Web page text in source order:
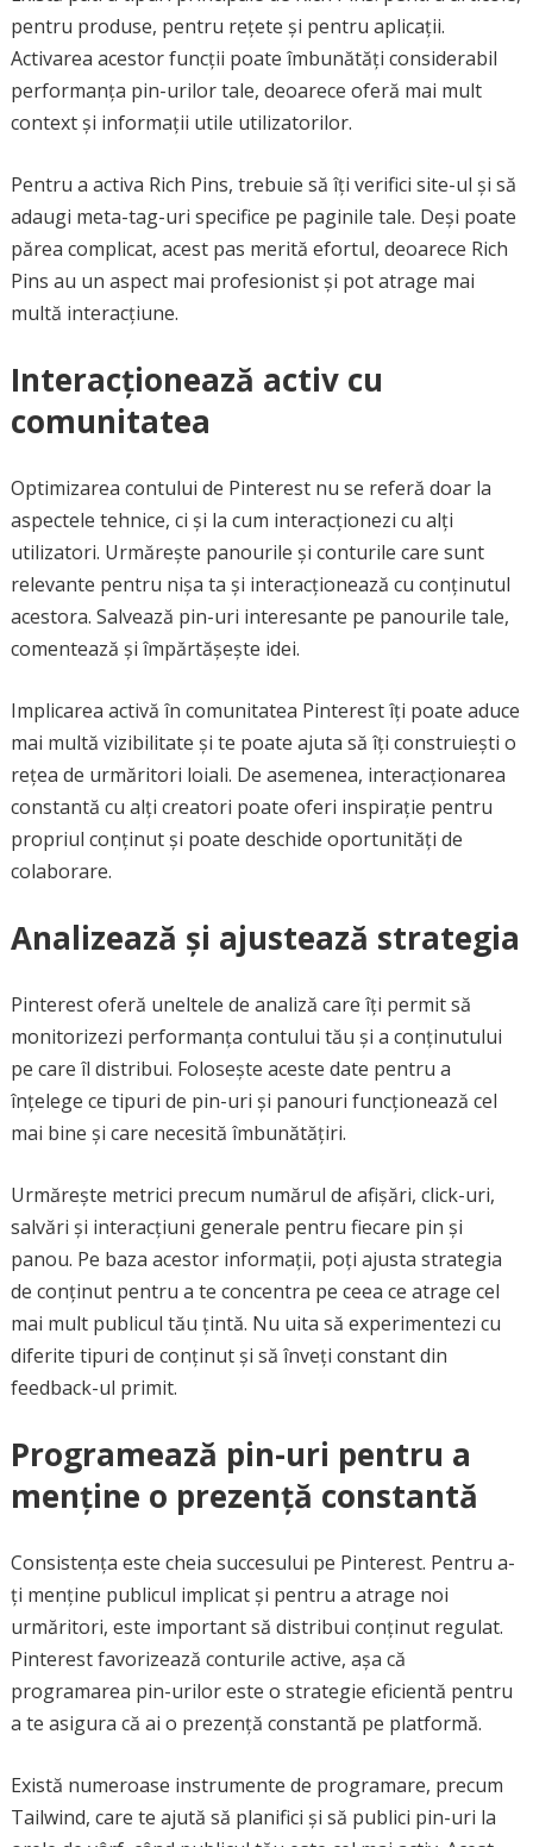
pentru produse, pentru rețete și pentru aplicații.
Activarea acestor funcții poate îmbunătăți considerabil
performanța pin-urilor tale, deoarece oferă mai mult
context și informații utile utilizatorilor.
Pentru a activa Rich Pins, trebuie să îți verifici site-ul și să
adaugi meta-tag-uri specifice pe paginile tale. Deși poate
părea complicat, acest pas merită efortul, deoarece Rich
Pins au un aspect mai profesionist și pot atrage mai
multă interacțiune.
Interacționează activ cu
comunitatea
Optimizarea contului de Pinterest nu se referă doar la
aspectele tehnice, ci și la cum interacționezi cu alți
utilizatori. Urmărește panourile și conturile care sunt
relevante pentru nișa ta și interacționează cu conținutul
acestora. Salvează pin-uri interesante pe panourile tale,
comentează și împărtășește idei.
Implicarea activă în comunitatea Pinterest îți poate aduce
mai multă vizibilitate și te poate ajuta să îți construiești o
rețea de urmăritori loiali. De asemenea, interacționarea
constantă cu alți creatori poate oferi inspirație pentru
propriul conținut și poate deschide oportunități de
colaborare.
Analizează și ajustează strategia
Pinterest oferă uneltele de analiză care îți permit să
monitorizezi performanța contului tău și a conținutului
pe care îl distribui. Folosește aceste date pentru a
înțelege ce tipuri de pin-uri și panouri funcționează cel
mai bine și care necesită îmbunătățiri.
Urmărește metrici precum numărul de afișări, click-uri,
salvări și interacțiuni generale pentru fiecare pin și
panou. Pe baza acestor informații, poți ajusta strategia
de conținut pentru a te concentra pe ceea ce atrage cel
mai mult publicul tău țintă. Nu uita să experimentezi cu
diferite tipuri de conținut și să înveți constant din
feedback-ul primit.
Programează pin-uri pentru a
menține o prezență constantă
Consistența este cheia succesului pe Pinterest. Pentru a-
ți menține publicul implicat și pentru a atrage noi
urmăritori, este important să distribui conținut regulat.
Pinterest favorizează conturile active, așa că
programarea pin-urilor este o strategie eficientă pentru
a te asigura că ai o prezență constantă pe platformă.
Există numeroase instrumente de programare, precum
Tailwind, care te ajută să planifici și să publici pin-uri la